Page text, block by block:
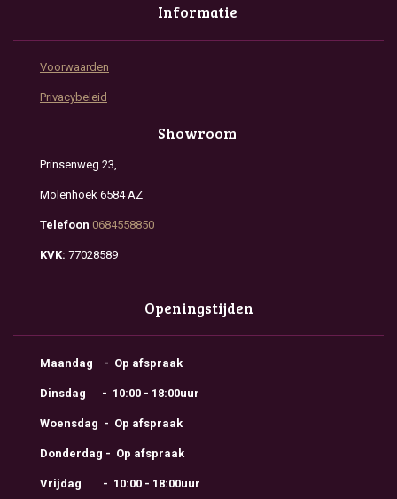
Informatie
Voorwaarden
Privacybeleid
Showroom
Prinsenweg 23,
Molenhoek 6584 AZ
Telefoon 0684558850
KVK: 77028589
Openingstijden
Maandag - Op afspraak
Dinsdag - 10:00 - 18:00uur
Woensdag - Op afspraak
Donderdag - Op afspraak
Vrijdag - 10:00 - 18:00uur